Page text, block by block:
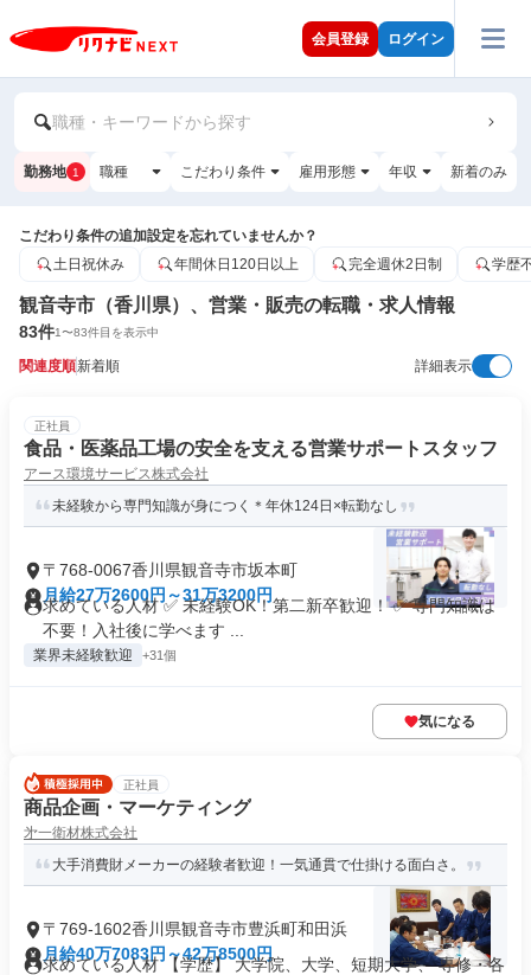
会員登録 ログイン
職種・キーワードから探す
勤務地 1 職種 こだわり条件 雇用形態 年収 新着のみ
こだわり条件の追加設定を忘れていませんか？
土日祝休み
年間休日120日以上 完全週休2日制 学歴
観音寺市（香川県）、営業・販売の転職・求人情報
83件1〜83件目を表示中
関連度順新着順 詳細表示
正社員
食品・医薬品工場の安全を支える営業サポートスタッフ
アース環境サービス株式会社
未経験から専門知識が身につく＊年休124日×転勤なし
〒768-0067香川県観音寺市坂本町
月給27万2600円～31万3200円
求めている人材 ✅ 未経験OK！第二新卒歓迎！ ✅ 専門知識は
不要！入社後に学べます ...
業界未経験歓迎 +31個
気になる
正社員
商品企画・マーケティング
㐧一衛材株式会社
大手消費財メーカーの経験者歓迎！一気通貫で仕掛ける面白さ。
〒769-1602香川県観音寺市豊浜町和田浜
月給40万7083円～42万8500円
求めている人材 【学歴】 大学院、大学、短期大学、 専修・各